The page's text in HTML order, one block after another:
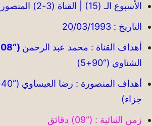
الأسبوع الـ (15) | القناة (3-2) المنصورة
التاريخ : 20/03/1993
أهداف القناة : محمد عبد الرحمن (“08،”17)
الشناوي (“90+5)
جزاء)
زمن الثنائية : (“09) دقائق